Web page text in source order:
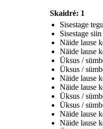
Skaidrė: 1
Sisestage
Sisestage
Näide lause
Näide lause
Üksus /
Üksus /
Näide lause
Näide lause
Üksus /
Üksus /
Näide lause
Näide lause